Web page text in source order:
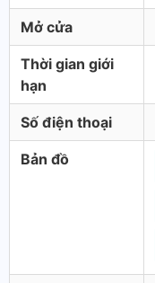
Mở cửa
Thời gian giới
hạn
Số điện thoại
Bản đồ